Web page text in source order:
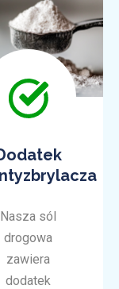
Nasza sól
drogowa
zawiera
dodatek